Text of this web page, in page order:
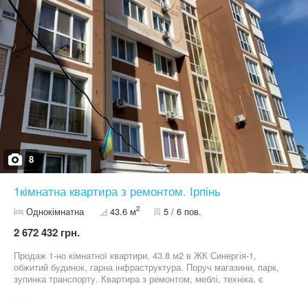
8
1кімнатна квартира з ремонтом. Ірпінь
Однокімнатна 43.6 м2 5 / 6 пов.
2 672 432 грн.
Продаж 1-но кімнатної квартири, 43.8 м2 в ЖК Синергія-1,
обжитий будинок, гарна інфраструктура. Поруч магазини, парк,
зупинка транспорту. Квартира з ремонтом, меблі, техніка, є